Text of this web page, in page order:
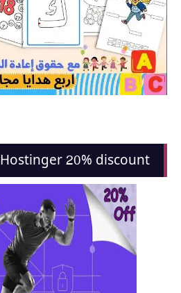
Hostinger 20% discount